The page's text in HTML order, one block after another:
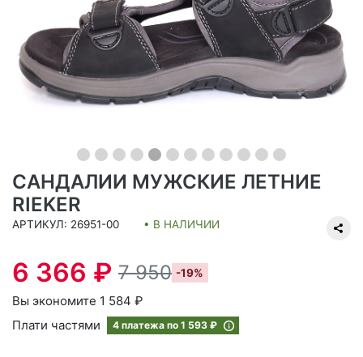
САНДАЛИИ МУЖСКИЕ ЛЕТНИЕ
RIEKER
АРТИКУЛ: 26951-00 • В НАЛИЧИИ
6 366 ₽ 7 950 -19%
Вы экономите 1 584 ₽
Плати частями
4 платежа по 1 593 ₽